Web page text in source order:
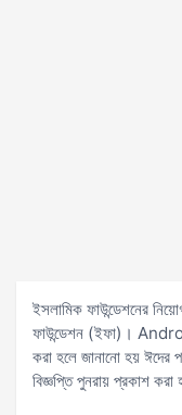
ইসলামিক ফাউন্ডেশনের
ফাউন্ডেশন (ইফা)।
করা হলে জানানো হয় ঈদের
বিজ্ঞপ্তি পুনরায় প্রকাশ করা